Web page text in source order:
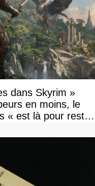
dans Skyrim »
en moins, le
« est là pour rester